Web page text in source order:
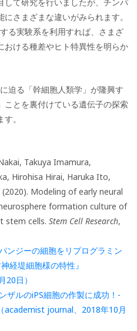
さまざまな違いがみられます。
る実験系を利用すれば、さまざ
おける種差やヒト特異性を明らか
迫る「幹細胞人類学」が隆興す
ことを裏付けている遺伝子の探索
。
Takuya Imamura,
Hirohisa Hirai, Haruka Ito,
Modeling of early neural
formation culture of
stem cells.Stem Cell Research,
ンジーの細胞をリプログラミン
経堤細胞様の特性』
20日）
ザルのiPS細胞の作製に成功！-
academist journal、2018年10月